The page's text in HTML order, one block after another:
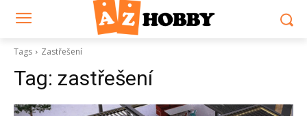
Tags Zastřešení
Tag: zastřešení